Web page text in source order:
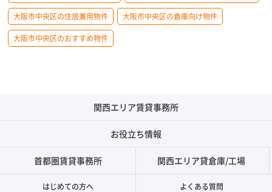
大阪市中央区の住居兼用物件 大阪市中央区の倉庫向け物件
大阪市中央区のおすすめ物件
関西エリア賃貸事務所
お役立ち情報
首都圏賃貸事務所 関西エリア貸倉庫/工場
はじめての方へ よくある質問